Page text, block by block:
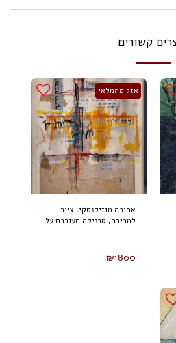
קשורים
אזל מהמלאי
אהובה מוזיקנסקי, ציור
למכירה, טכניקה מעורבת על
₪1800